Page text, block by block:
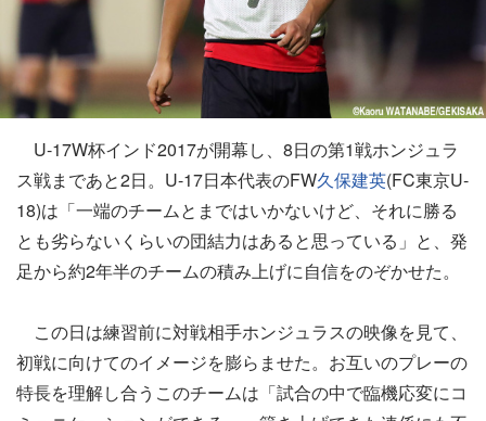
U-17W杯インド2017が開幕し、8日の第1戦ホンジュラ
ス戦まであと2日。U-17日本代表のFW久保建英(FC東京U-
18)は「一端のチームとまではいかないけど、それに勝る
とも劣らないくらいの団結力はあると思っている」と、発
足から約2年半のチームの積み上げに自信をのぞかせた。
この日は練習前に対戦相手ホンジュラスの映像を見て、
初戦に向けてのイメージを膨らませた。お互いのプレーの
特長を理解し合うこのチームは「試合の中で臨機応変にコ